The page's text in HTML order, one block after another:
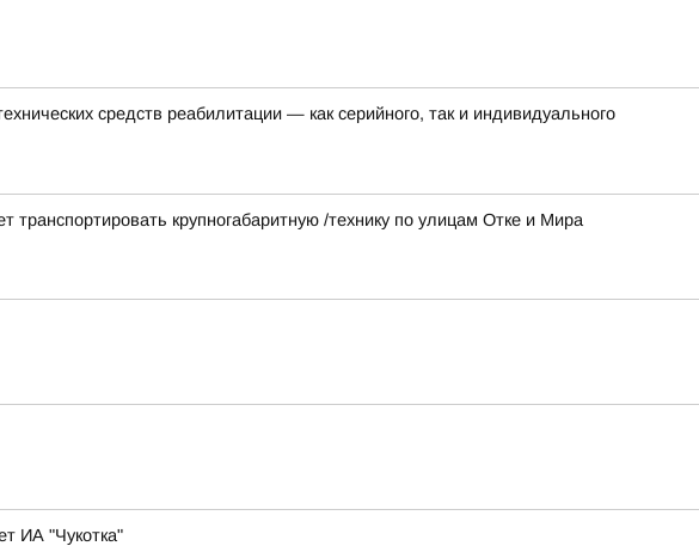
средств реабилитации — как серийного, так и индивидуального
крупногабаритную /технику по улицам Отке и Мира
ИА "Чукотка"